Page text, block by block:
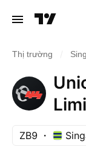
Thị trường
ZB9